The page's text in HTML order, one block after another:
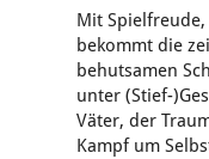
Mit
bekommt die
behutsamen
unter (Stief-
Väter, der
Kampf um